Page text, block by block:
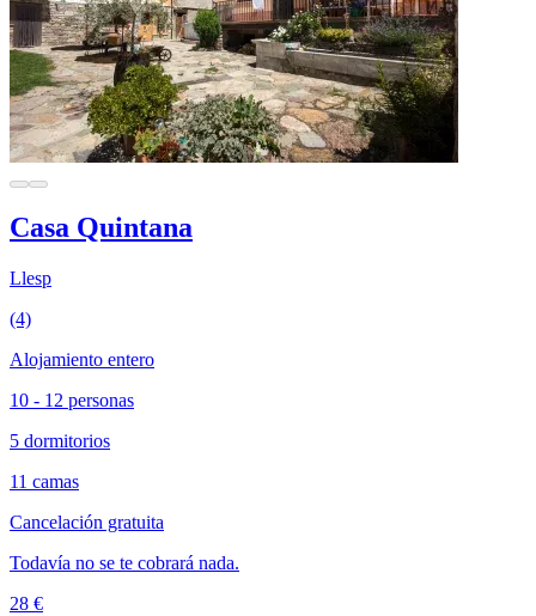
Casa Quintana
Llesp
(4)
Alojamiento entero
10 - 12 personas
5 dormitorios
11 camas
Cancelación gratuita
Todavía no se te cobrará nada.
28 €